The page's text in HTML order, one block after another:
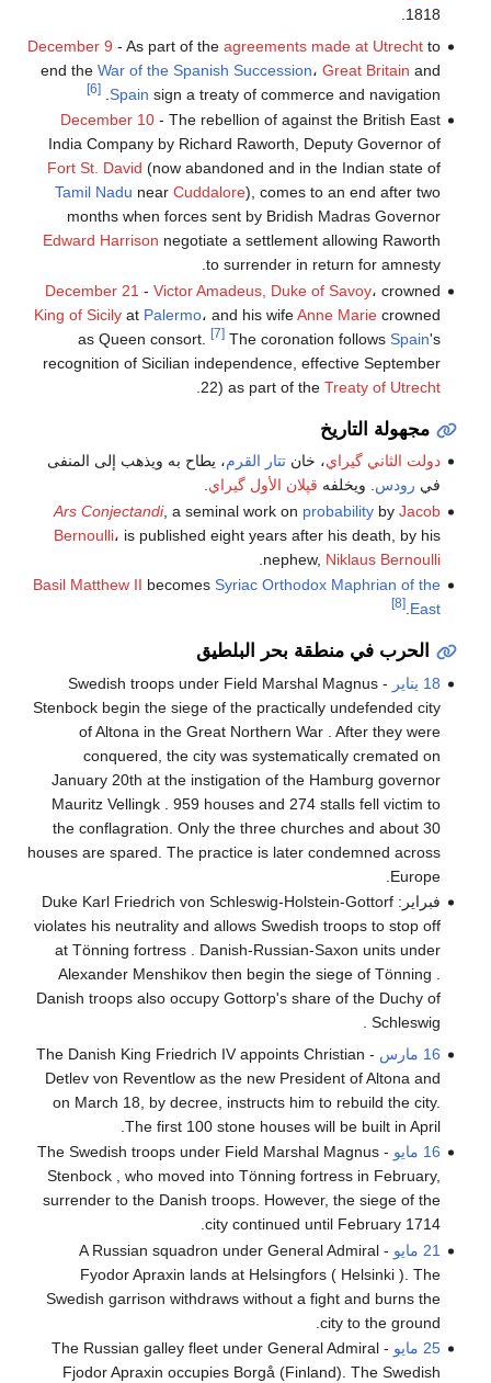
1818.
December 9 - As part of the agreements made at Utrechtto
end the War of the Spanish Succession، Great Britain and
Spain sign a treaty of commerce and navigation.
[6]
December 10- The rebellion of against the British East
India Company by Richard Raworth, Deputy Governor of
Fort St. David (now abandoned and in the Indian state of
Tamil Nadu near Cuddalore), comes to an end after two
months when forces sent by Bridish Madras Governor
Edward Harrison negotiate a settlement allowing Raworth
to surrender in return for amnesty.
December 21 - Victor Amadeus, Duke of Savoy، crowned
King of Sicilyat Palermo، and his wifeAnne Mariecrowned
as Queen consort.
[7]The coronation follows Spain's
recognition of Sicilian independence, effective September
22) as part of the Treaty of Utrecht
مجهولة التاريخ
دولت الثاني گيراي، خانتتار القرم، يطاح به ويذهب إلى المنفى
في رودس. ويخلفه قپلان الأول گيراي.
Ars Conjectandi, a seminal work on probabilityby Jacob
Bernoulli، is published eight years after his death, by his
nephew, Niklaus Bernoulli
Basil Matthew II becomes Syriac Orthodox Maphrian of the
East
.
[8]
الحرب في منطقة بحر البلطيق
18 يناير
- Swedish troops under Field Marshal Magnus
Stenbock begin the siege of the practically undefended city
of Altona in the Great Northern War . After they were
conquered, the city was systematically cremated on
January 20th at the instigation of the Hamburg governor
Mauritz Vellingk . 959 houses and 274 stalls fell victim to
the conflagration. Only the three churches and about 30
houses are spared. The practice is later condemned across
Europe.
فبراير: Duke Karl Friedrich von Schleswig-Holstein-Gottorf
violates his neutrality and allows Swedish troops to stop off
at Tönning fortress . Danish-Russian-Saxon units under
Alexander Menshikov then begin the siege of Tönning .
Danish troops also occupy Gottorp's share of the Duchy of
Schleswig .
16 مارس
- The Danish King Friedrich IV appoints Christian
Detlev von Reventlow as the new President of Altona and
on March 18, by decree, instructs him to rebuild the city.
The first 100 stone houses will be built in April.
16 مايو
- The Swedish troops under Field Marshal Magnus
Stenbock , who moved into Tönning fortress in February,
surrender to the Danish troops. However, the siege of the
city continued until February 1714.
21 مايو
- A Russian squadron under General Admiral
Fyodor Apraxin lands at Helsingfors ( Helsinki ). The
Swedish garrison withdraws without a fight and burns the
city to the ground.
25 مايو
- The Russian galley fleet under General Admiral
Fjodor Apraxin occupies Borgå (Finland). The Swedish